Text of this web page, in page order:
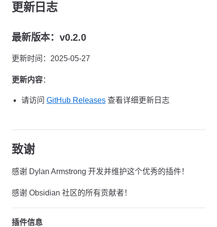
更新日志
最新版本：v0.2.0
更新时间：2025-05-27
更新内容：
请访问 GitHub Releases 查看详细更新日志
致谢
感谢 Dylan Armstrong 开发并维护这个优秀的插件！
感谢 Obsidian 社区的所有贡献者！
插件信息